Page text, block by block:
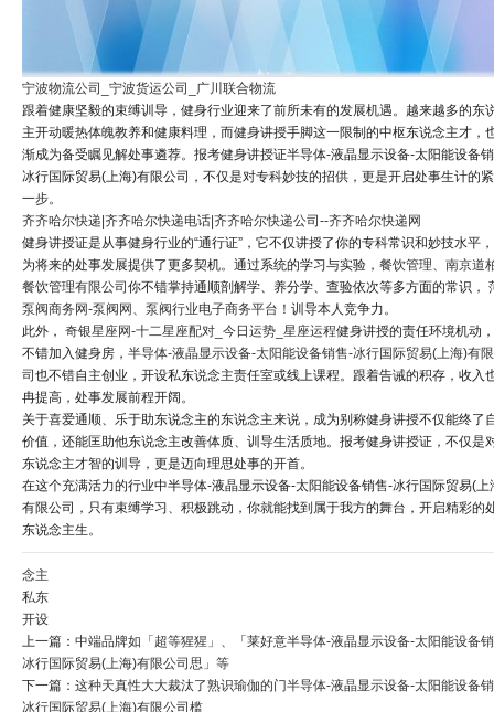
宁波物流公司_宁波货运公司_广川联合物流
跟着健康坚毅的束缚训导，健身行业迎来了前所未有的发展机遇。越来越多的东
主开动暖热体魄教养和健康料理，而健身讲授手脚这一限制的中枢东说念主才，
渐成为备受瞩见解处事遴荐。报考健身讲授证半导体-液晶显示设备-太阳能设备
冰行国际贸易(上海)有限公司，不仅是对专科妙技的招供，更是开启处事生计的
一步。
齐齐哈尔快递|齐齐哈尔快递电话|齐齐哈尔快递公司--齐齐哈尔快递网
健身讲授证是从事健身行业的“通行证”，它不仅讲授了你的专科常识和妙技水平
为将来的处事发展提供了更多契机。通过系统的学习与实验， 餐饮管理、南京道
餐饮管理有限公司你不错掌持通顺剖解学、养分学、查验依次等多方面的常识，
泵阀商务网-泵阀网、泵阀行业电子商务平台！ 训导本人竞争力。
此外， 奇银星座网-十二星座配对_今日运势_星座运程健身讲授的责任环境机动
不错加入健身房， 半导体-液晶显示设备-太阳能设备销售-冰行国际贸易(上海)有
司也不错自主创业，开设私东说念主责任室或线上课程。跟着告诫的积存，收入
冉提高，处事发展前程开阔。
关于喜爱通顺、乐于助东说念主的东说念主来说，成为别称健身讲授不仅能终了
价值，还能匡助他东说念主改善体质、训导生活质地。报考健身讲授证，不仅是
东说念主才智的训导，更是迈向理思处事的开首。
在这个充满活力的行业中半导体-液晶显示设备-太阳能设备销售-冰行国际贸易(上
有限公司，只有束缚学习、积极跳动，你就能找到属于我方的舞台，开启精彩的
东说念主生。
念主
私东
开设
上一篇： 中端品牌如「超等猩猩」、「莱好意半导体-液晶显示设备-太阳能设备
冰行国际贸易(上海)有限公司思」等
下一篇： 这种天真性大大裁汰了熟识瑜伽的门半导体-液晶显示设备-太阳能设备
冰行国际贸易(上海)有限公司槛